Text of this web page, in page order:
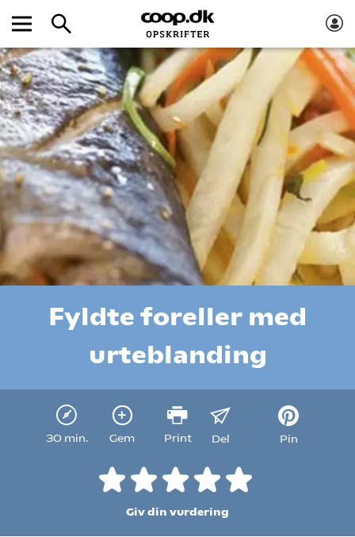
Fyldte foreller med
urteblanding
30 min. Gem Print Del Pin
Giv din vurdering